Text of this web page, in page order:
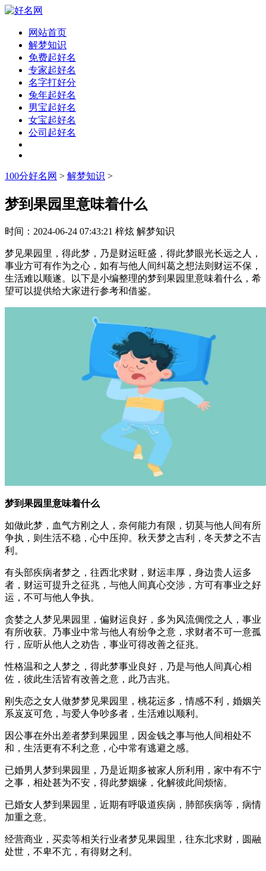
网站首页
解梦知识
免费起好名
专家起好名
名字打好分
兔年起好名
男宝起好名
女宝起好名
公司起好名
100分好名网 > 解梦知识 >
梦到果园里意味着什么
时间： 2024-06-24 07:43:21 梓炫 解梦知识
梦见果园里，得此梦，乃是财运旺盛，得此梦眼光长远之人，
事业方可有作为之心，如有与他人间纠葛之想法则财运不保，
生活难以顺遂。以下是小编整理的梦到果园里意味着什么，希
望可以提供给大家进行参考和借鉴。
梦到果园里意味着什么
如做此梦，血气方刚之人，奈何能力有限，切莫与他人间有所
争执，则生活不稳，心中压抑。秋天梦之吉利，冬天梦之不吉
利。
有头部疾病者梦之，往西北求财，财运丰厚，身边贵人运多
者，财运可提升之征兆，与他人间真心交涉，方可有事业之好
运，不可与他人争执。
贪婪之人梦见果园里，偏财运良好，多为风流倜傥之人，事业
有所收获。乃事业中常与他人有纷争之意，求财者不可一意孤
行，应听从他人之劝告，事业可得改善之征兆。
性格温和之人梦之，得此梦事业良好，乃是与他人间真心相
佐，彼此生活皆有改善之意，此乃吉兆。
刚失恋之女人做梦梦见果园里，桃花运多，情感不利，婚姻关
系岌岌可危，与爱人争吵多者，生活难以顺利。
因公事在外出差者梦到果园里，因金钱之事与他人间相处不
和，生活更有不利之意，心中常有逃避之感。
已婚男人梦到果园里，乃是近期多被家人所利用，家中有不宁
之事，相处甚为不安，得此梦姻缘，化解彼此间烦恼。
已婚女人梦到果园里，近期有呼吸道疾病，肺部疾病等，病情
加重之意。
经营商业，买卖等相关行业者梦见果园里，往东北求财，圆融
处世，不卑不亢，有得财之利。